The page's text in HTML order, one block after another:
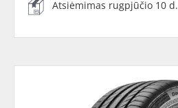
Atsiėmimas rugpjūčio 10 d.